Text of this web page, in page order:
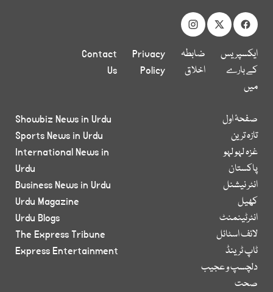
ایکسپریس
کے بارے
میں
ضابطہ
اخلاق
Privacy
Policy
Contact
Us
صفحۂ اول
تازہ ترین
غزہ لہو لہو
پاکستان
انٹر نیشنل
کھیل
انٹرٹینمنٹ
لائف اسٹائل
ٹاپ ٹرینڈ
دلچسپ و عجیب
صحت
Showbiz News in Urdu
Sports News in Urdu
International News in
Urdu
Business News in Urdu
Urdu Magazine
Urdu Blogs
The Express Tribune
Express Entertainment